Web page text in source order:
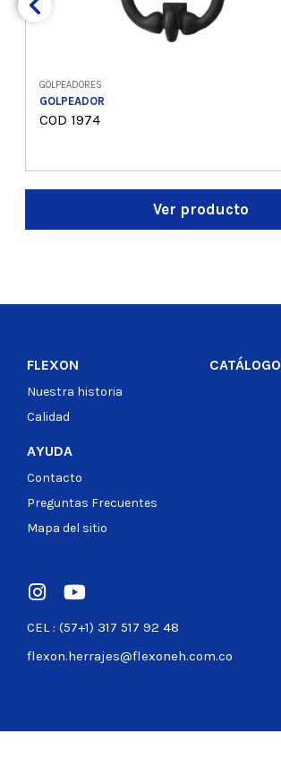
GOLPEADORES
GOLPEADOR
COD 1974
Ver producto
CEL : (57+1) 317 517 92 48
flexon.herrajes@flexoneh.com.co
FLEXON
Nuestra historia
Calidad
CATÁLOGO
AYUDA
Contacto
Preguntas Frecuentes
Mapa del sitio